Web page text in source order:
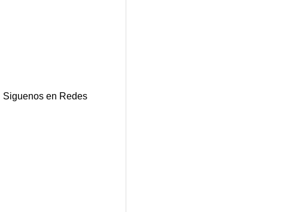
Siguenos en Redes